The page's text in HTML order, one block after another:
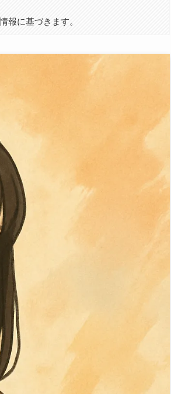
報に基づきます。